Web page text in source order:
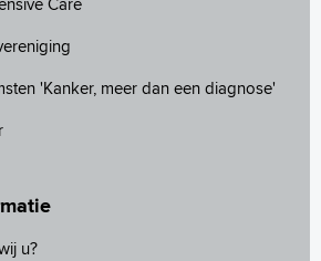
'Kanker, meer dan een diagnose'
u?